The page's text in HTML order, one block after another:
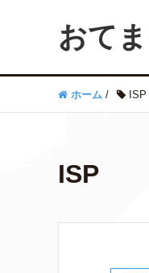
おて
ホーム / ISP
ISP